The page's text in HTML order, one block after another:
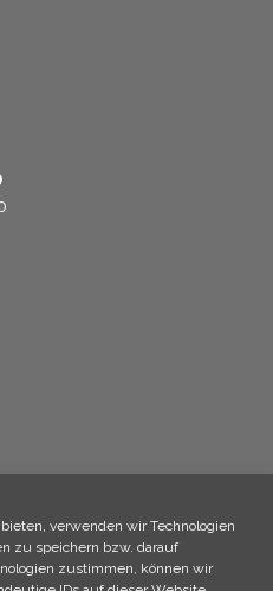
verwenden wir Technologien
zu speichern bzw. darauf
zustimmen, können wir